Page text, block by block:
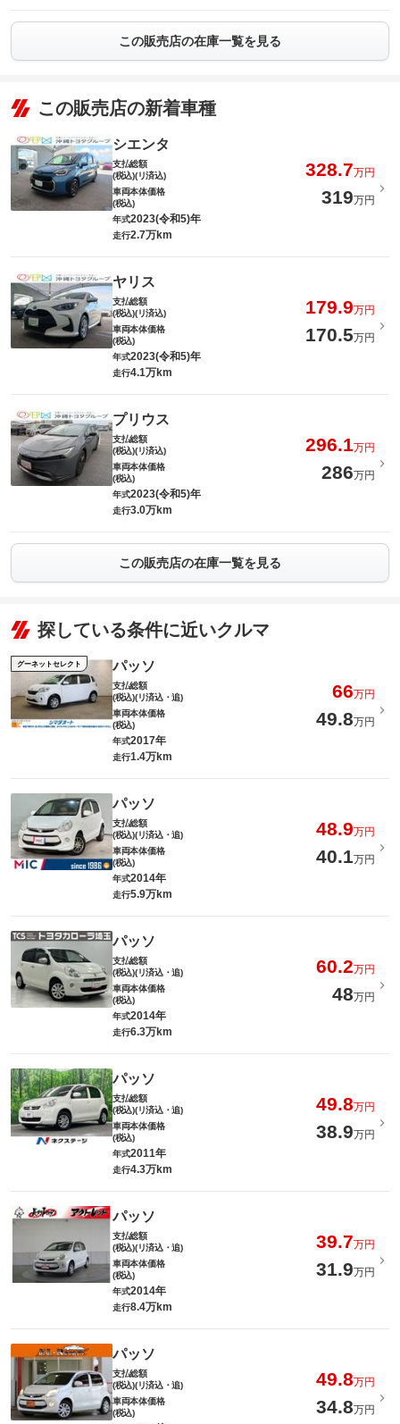
この販売店の在庫一覧を見る
この販売店の新着車種
シエンタ
支払総額
(税込)(リ済込)
328.7万円
車両本体価格
(税込)
319万円
年式2023(令和5)年
走行2.7万km
ヤリス
支払総額
(税込)(リ済込)
179.9万円
車両本体価格
(税込)
170.5万円
年式2023(令和5)年
走行4.1万km
プリウス
支払総額
(税込)(リ済込)
296.1万円
車両本体価格
(税込)
286万円
年式2023(令和5)年
走行3.0万km
この販売店の在庫一覧を見る
探している条件に近いクルマ
グーネットセレクト パッソ
支払総額
(税込)(リ済込・追)
66万円
車両本体価格
(税込)
49.8万円
年式2017年
走行1.4万km
パッソ
支払総額
(税込)(リ済込・追)
48.9万円
車両本体価格
(税込)
40.1万円
年式2014年
走行5.9万km
パッソ
支払総額
(税込)(リ済込・追)
60.2万円
車両本体価格
(税込)
48万円
年式2014年
走行6.3万km
パッソ
支払総額
(税込)(リ済込・追)
49.8万円
車両本体価格
(税込)
38.9万円
年式2011年
走行4.3万km
パッソ
支払総額
(税込)(リ済込・追)
39.7万円
車両本体価格
(税込)
31.9万円
年式2014年
走行8.4万km
パッソ
支払総額
(税込)(リ済込・追)
49.8万円
車両本体価格
(税込)
34.8万円